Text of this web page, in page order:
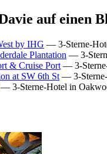
auf einen
by IHG — 3-Sterne-
Plantation — 3-
& Cruise Port — 3-
at SW 6th St — 3-
— 3-Sterne-Hotel in